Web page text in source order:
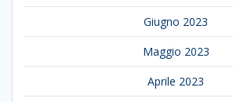
Giugno 2023
Maggio 2023
Aprile 2023